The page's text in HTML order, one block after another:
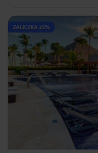
ZALICZKA 25%